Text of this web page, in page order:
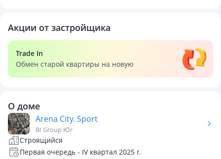
Акции от застройщика
Trade In
Обмен старой квартиры на новую
О доме
Arena City. Sport
BI Group Юг
Строящийся
Первая очередь - IV квартал 2025 г.